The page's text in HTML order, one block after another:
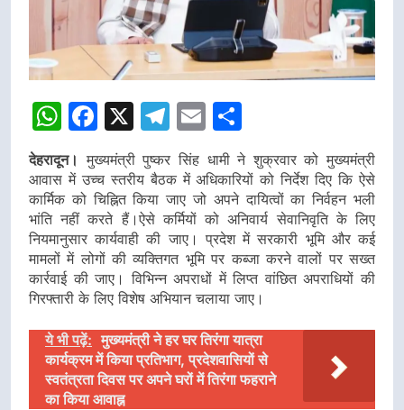
WhatsApp
Facebook
X Telegram
Email
देहरादून। मुख्यमंत्री पुष्कर सिंह धामी ने शुक्रवार को मुख्यमंत्री
आवास में उच्च स्तरीय बैठक में अधिकारियों को निर्देश दिए कि ऐसे
कार्मिक को चिह्नित किया जाए जो अपने दायित्वों का निर्वहन भली
भांति नहीं करते हैं।ऐसे कर्मियों को अनिवार्य सेवानिवृति के लिए
नियमानुसार कार्यवाही की जाए। प्रदेश में सरकारी भूमि और कई
मामलों में लोगों की व्यक्तिगत भूमि पर कब्जा करने वालों पर सख्त
कार्रवाई की जाए। विभिन्न अपराधों में लिप्त वांछित अपराधियों की
गिरफ्तारी के लिए विशेष अभियान चलाया जाए।
ये भी पढ़ें: मुख्यमंत्री ने हर घर तिरंगा यात्रा
कार्यक्रम में किया प्रतिभाग, प्रदेशवासियों से
स्वतंत्रता दिवस पर अपने घरों में तिरंगा फहराने
का किया आवाह्न